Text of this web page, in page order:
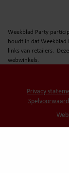
Weekblad Party
houdt in dat Weekblad
links van retailers.
webwinkels.
Privacy